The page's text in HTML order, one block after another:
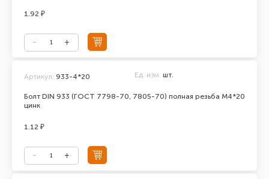
1.92 ₽
Болт DIN 933 (ГОСТ 7798-70, 7805-70) полная резьба М4*20
цинк
Артикул: 933-4*20 Ед. изм. шт.
1.12 ₽